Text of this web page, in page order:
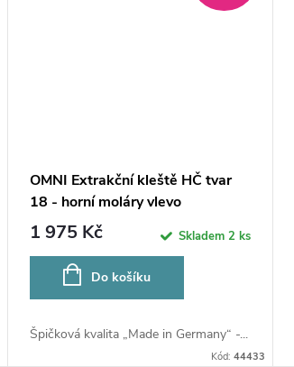
OMNI Extrakční kleště HČ tvar
18 - horní moláry vlevo
1 975 Kč Skladem 2 ks
Do košíku
Špičková kvalita „Made in Germany“ -...
Kód: 44433